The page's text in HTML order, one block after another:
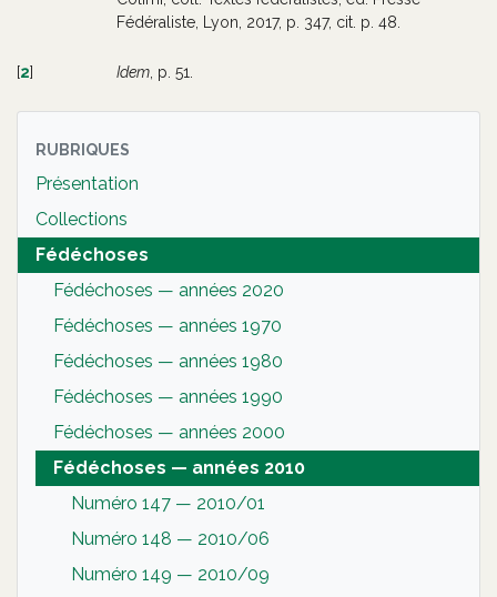
Fédéraliste, Lyon, 2017, p. 347, cit. p. 48.
[2] Idem , p. 51.
RUBRIQUES
Présentation
Collections
Fédéchoses
Fédéchoses — années 2020
Fédéchoses — années 1970
Fédéchoses — années 1980
Fédéchoses — années 1990
Fédéchoses — années 2000
Fédéchoses — années 2010
Numéro 147 — 2010/01
Numéro 148 — 2010/06
Numéro 149 — 2010/09